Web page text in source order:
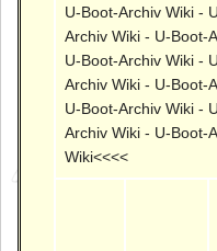
U-Boot-Archiv Wiki -
Archiv Wiki - U-Boot-
U-Boot-Archiv Wiki -
Archiv Wiki - U-Boot-
U-Boot-Archiv Wiki -
Archiv Wiki - U-Boot-
Wiki<<<<